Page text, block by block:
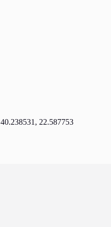
40.238531, 22.587753